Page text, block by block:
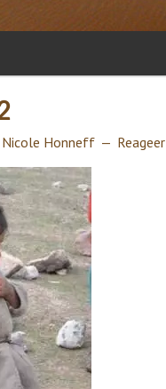
Nicole Honneff Reageer